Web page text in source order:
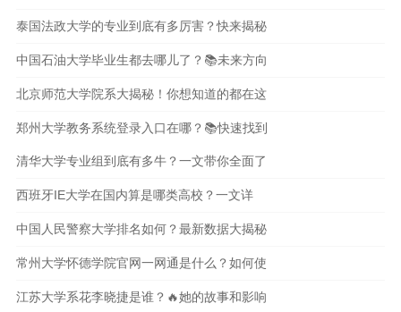
泰国法政大学的专业到底有多厉害？快来揭秘
中国石油大学毕业生都去哪儿了？📚未来方向
北京师范大学院系大揭秘！你想知道的都在这
郑州大学教务系统登录入口在哪？📚快速找到
清华大学专业组到底有多牛？一文带你全面了
西班牙IE大学在国内算是哪类高校？一文详
中国人民警察大学排名如何？最新数据大揭秘
常州大学怀德学院官网一网通是什么？如何使
江苏大学系花李晓捷是谁？🔥她的故事和影响